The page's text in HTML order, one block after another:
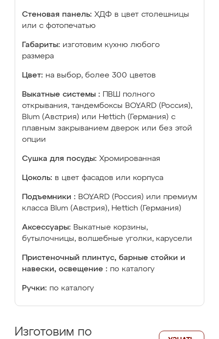
Стеновая панель: ХДФ в цвет столешницы
или с фотопечатью
Габариты: изготовим кухню любого
размера
Цвет: на выбор, более 300 цветов
Выкатные системы :
ПВШ полного
открывания, тандембоксы BOYARD (Россия),
Blum (Австрия) или Hettich (Германия) с
плавным закрыванием дверок или без этой
опции
Сушка для посуды: Хромированная
Цоколь: в цвет фасадов или корпуса
Подъемники : BOYARD (Россия) или премиум
класса Blum (Австрия), Hettich (Германия)
Аксессуары: Выкатные корзины,
бутылочницы, волшебные уголки, карусели
Пристеночный плинтус, барные стойки и
навески, освещение : по каталогу
Ручки: по каталогу
Изготовим по